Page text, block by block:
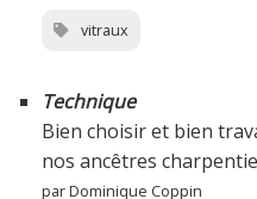
vitraux
Technique
Bien choisir et bien
nos ancêtres
par Dominique Coppin